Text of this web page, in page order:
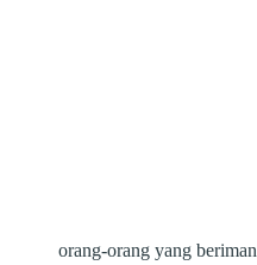
orang-orang yang beriman